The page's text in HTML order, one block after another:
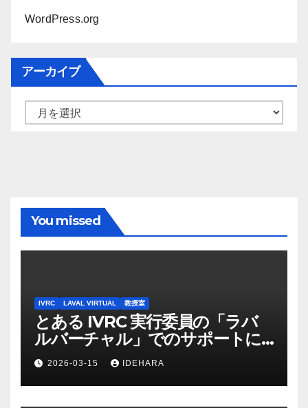
WordPress.org
アーカイブ
You missed
IVRC LAVAL VIRTUAL 教授室
とある IVRC 実行委員の「ラバ
ルバーチャル」でのサポートに
かける思いと願い（2025 年
Discord 上の記録から一部抜
粋・修正）
2026-03-15 IDEHARA